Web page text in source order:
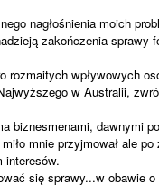
nagłośnienia moich
zakończenia sprawy
rozmaitych wpływowych
w Australii,
biznesmenami, dawnymi
mnie przyjmował ale
interesów.
się sprawy...w obawie